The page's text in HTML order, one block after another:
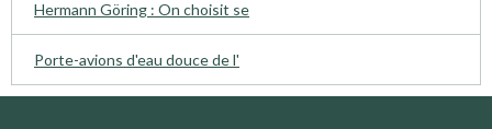
Hermann Göring : On choisit se
Porte-avions d'eau douce de l'